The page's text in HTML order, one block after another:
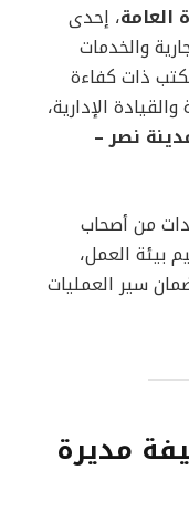
العامة، إحدى
والخدمات
ذات كفاءة
الإدارية،
نصر –
من أصحاب
بيئة العمل،
سير العمليات
مديرة